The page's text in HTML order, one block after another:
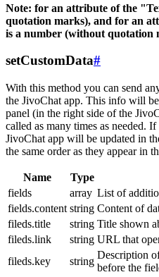
Note: for an attribute of the
quotation marks), and for an
is a number (without quotation
setCustomData#
With this method you can send
the JivoChat app. This info will
panel (in the right side of the
called as many times as needed.
JivoChat app will be updated in
the same order as they appear in
Name Type
fields
array List of
fields.content string Content of
fileds.title
string Title shown
fileds.link
string URL that
fileds.key
string
Description
before the